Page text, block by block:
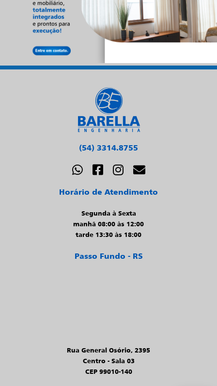
(54) 3314.8755
Horário de Atendimento
Segunda à Sexta
manhã 08:00 às 12:00
tarde 13:30 às 18:00
Passo Fundo - RS
Rua General Osório, 2395
Centro - Sala 03
CEP 99010-140